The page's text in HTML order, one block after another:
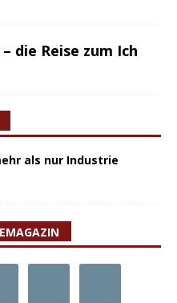
die Reise zum Ich
als nur Industrie